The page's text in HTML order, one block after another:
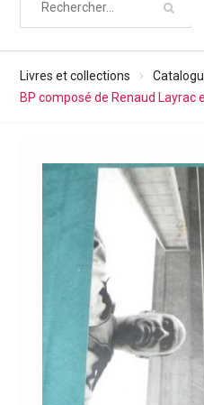
Livres et collections
BP composé de Renaud Layrac